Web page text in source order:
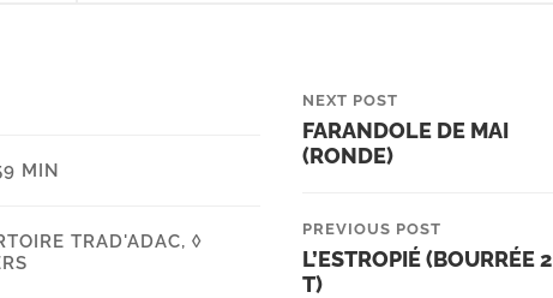
MIN
TRAD'ADAC, ◊
NEXT POST
FARANDOLE DE MAI
(RONDE)
PREVIOUS POST
L’ESTROPIÉ (BOURRÉE 2
T)